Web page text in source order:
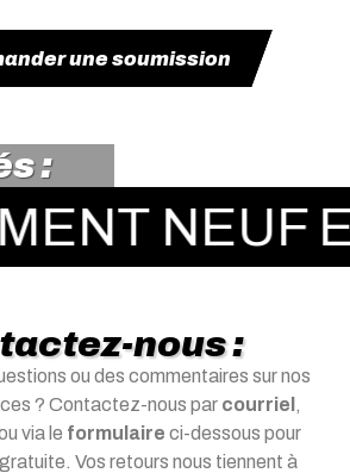
une soumission
:
NEUF ET
nous :
ou des commentaires sur nos
? Contactez-nous par courriel ,
via le formulaire ci-dessous pour
Vos retours nous tiennent à